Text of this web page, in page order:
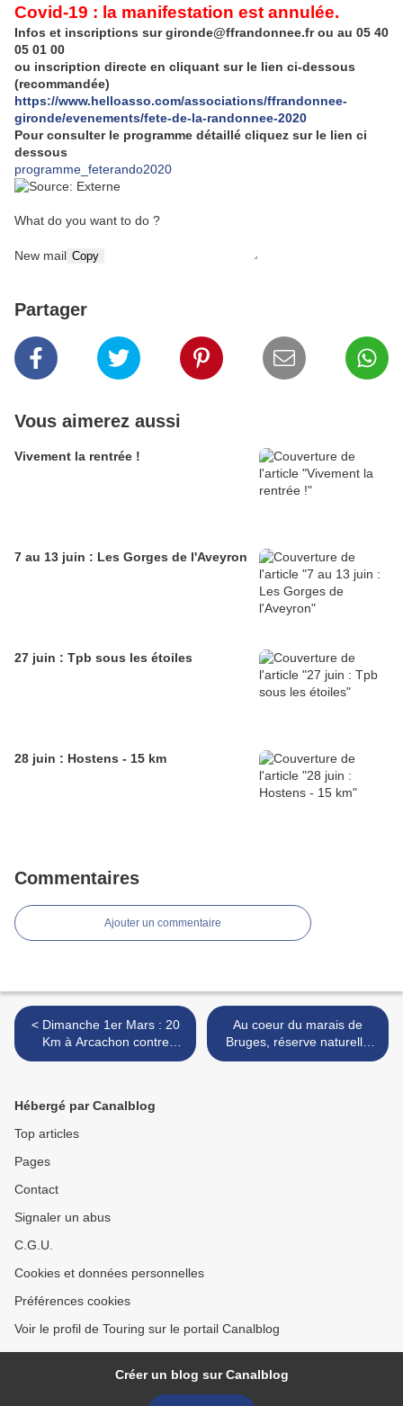
Covid-19 : la manifestation est annulée.
Infos et inscriptions sur gironde@ffrandonnee.fr ou au 05 40
05 01 00
ou inscription directe en cliquant sur le lien ci-dessous
(recommandée)
https://www.helloasso.com/associations/ffrandonnee-
gironde/evenements/fete-de-la-randonnee-2020
Pour consulter le programme détaillé cliquez sur le lien ci
dessous
programme_feterando2020
What do you want to do ?
New mail Copy
Partager
Vous aimerez aussi
Vivement la rentrée !
7 au 13 juin : Les Gorges de l'Aveyron
27 juin : Tpb sous les étoiles
28 juin : Hostens - 15 km
Commentaires
Ajouter un commentaire
< Dimanche 1er Mars : 20
Km à Arcachon contre
vents et marées...
Au coeur du marais de
Bruges, réserve naturelle
nationale >
Hébergé par Canalblog
Top articles
Pages
Contact
Signaler un abus
C.G.U.
Cookies et données personnelles
Préférences cookies
Voir le profil de Touring sur le portail Canalblog
Créer un blog sur Canalblog